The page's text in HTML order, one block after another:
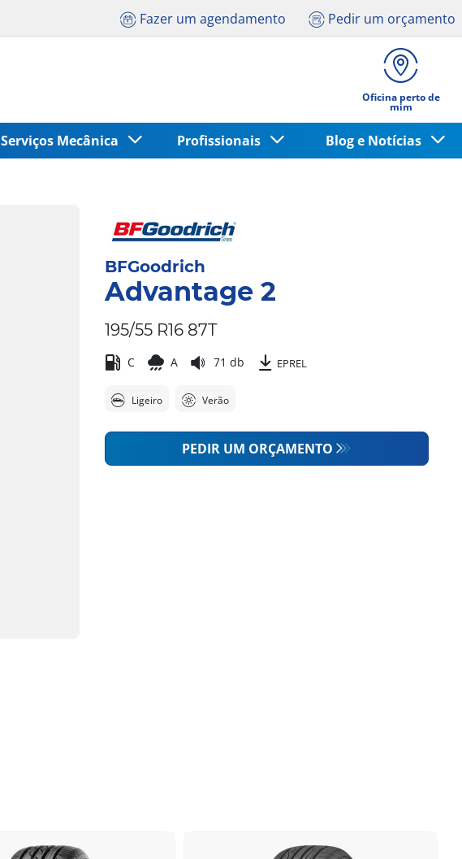
Fazer um agendamento Pedir um orçamento
Oficina perto de
mim
Serviços Mecânica Profissionais Blog e Notícias
BFGoodrich
Advantage 2
195/55 R16 87T
C A 71 db EPREL
Ligeiro Verão
PEDIR UM ORÇAMENTO